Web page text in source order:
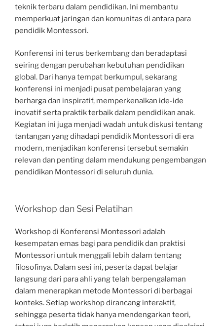
teknik terbaru dalam pendidikan. Ini membantu
memperkuat jaringan dan komunitas di antara para
pendidik Montessori.
Konferensi ini terus berkembang dan beradaptasi
seiring dengan perubahan kebutuhan pendidikan
global. Dari hanya tempat berkumpul, sekarang
konferensi ini menjadi pusat pembelajaran yang
berharga dan inspiratif, memperkenalkan ide-ide
inovatif serta praktik terbaik dalam pendidikan anak.
Kegiatan ini juga menjadi wadah untuk diskusi tentang
tantangan yang dihadapi pendidik Montessori di era
modern, menjadikan konferensi tersebut semakin
relevan dan penting dalam mendukung pengembangan
pendidikan Montessori di seluruh dunia.
Workshop dan Sesi Pelatihan
Workshop di Konferensi Montessori adalah
kesempatan emas bagi para pendidik dan praktisi
Montessori untuk menggali lebih dalam tentang
filosofinya. Dalam sesi ini, peserta dapat belajar
langsung dari para ahli yang telah berpengalaman
dalam menerapkan metode Montessori di berbagai
konteks. Setiap workshop dirancang interaktif,
sehingga peserta tidak hanya mendengarkan teori,